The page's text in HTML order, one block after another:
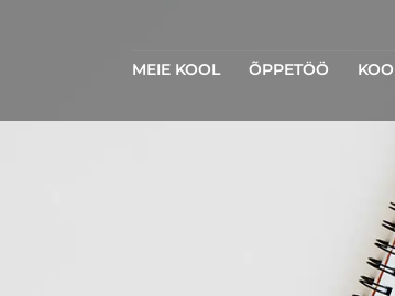
MEIE KOOL ÕPPETÖÖ